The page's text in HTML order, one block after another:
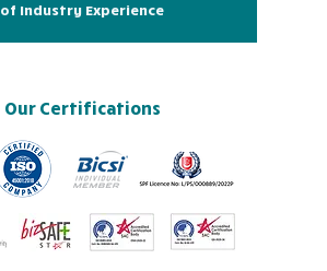
of Industry Experience
Our Certifications